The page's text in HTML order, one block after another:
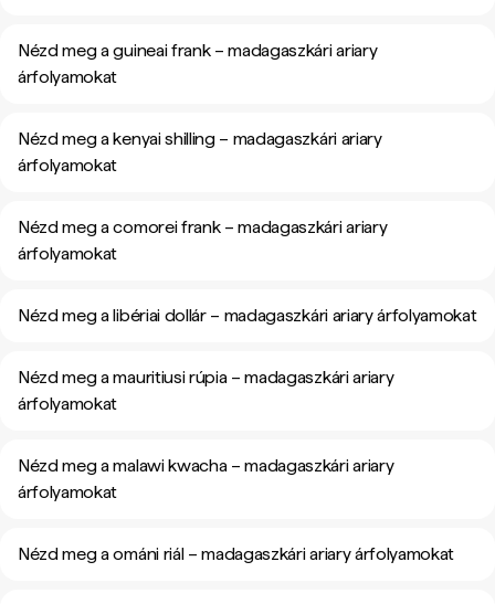
Nézd meg a guineai frank – madagaszkári ariary
árfolyamokat
Nézd meg a kenyai shilling – madagaszkári ariary
árfolyamokat
Nézd meg a comorei frank – madagaszkári ariary
árfolyamokat
Nézd meg a libériai dollár – madagaszkári ariary árfolyamokat
Nézd meg a mauritiusi rúpia – madagaszkári ariary
árfolyamokat
Nézd meg a malawi kwacha – madagaszkári ariary
árfolyamokat
Nézd meg a ománi riál – madagaszkári ariary árfolyamokat